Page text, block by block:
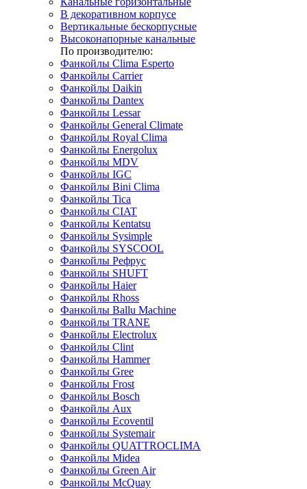
В декоративном корпусе
Вертикальные бескорпусные
Высоконапорные канальные
По производителю:
Фанкойлы Clima Esperto
Фанкойлы Carrier
Фанкойлы Daikin
Фанкойлы Dantex
Фанкойлы Lessar
Фанкойлы General Climate
Фанкойлы Royal Clima
Фанкойлы Energolux
Фанкойлы MDV
Фанкойлы IGC
Фанкойлы Bini Clima
Фанкойлы Tica
Фанкойлы CIAT
Фанкойлы Kentatsu
Фанкойлы Sysimple
Фанкойлы SYSCOOL
Фанкойлы Рефрус
Фанкойлы SHUFT
Фанкойлы Haier
Фанкойлы Rhoss
Фанкойлы Ballu Machine
Фанкойлы TRANE
Фанкойлы Electrolux
Фанкойлы Clint
Фанкойлы Hammer
Фанкойлы Gree
Фанкойлы Frost
Фанкойлы Bosch
Фанкойлы Aux
Фанкойлы Ecoventil
Фанкойлы Systemair
Фанкойлы QUATTROCLIMA
Фанкойлы Midea
Фанкойлы Green Air
Фанкойлы McQuay